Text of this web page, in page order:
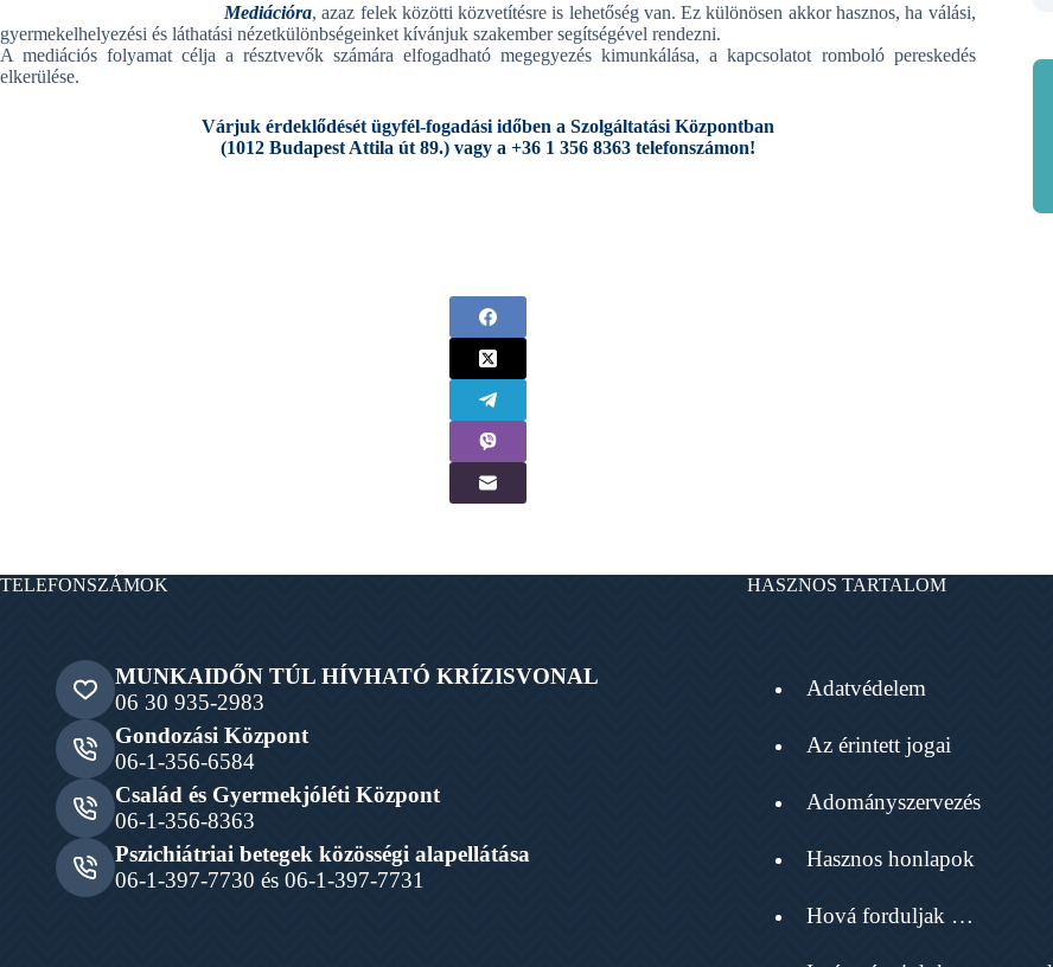
Mediációra, azaz felek közötti közvetítésre is lehetőség van. Ez különösen akkor hasznos, ha válási,
gyermekelhelyezési és láthatási nézetkülönbségeinket kívánjuk szakember segítségével rendezni.
A mediációs folyamat célja a résztvevők számára elfogadható megegyezés kimunkálása, a kapcsolatot romboló pereskedés
elkerülése.
Várjuk érdeklődését ügyfél-fogadási időben a Szolgáltatási Központban
(1012 Budapest Attila út 89.) vagy a +36 1 356 8363 telefonszámon!
TELEFONSZÁMOK
MUNKAIDŐN TÚL HÍVHATÓ KRÍZISVONAL
06 30 935-2983
Gondozási Központ
06-1-356-6584
Család és Gyermekjóléti Központ
06-1-356-8363
Pszichiátriai betegek közösségi alapellátása
06-1-397-7730 és 06-1-397-7731
HASZNOS TARTALOM
Adatvédelem
Az érintett jogai
Adományszervezés
Hasznos honlapok
Hová forduljak …